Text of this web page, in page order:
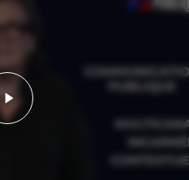
Lancer la vidéo - Parole